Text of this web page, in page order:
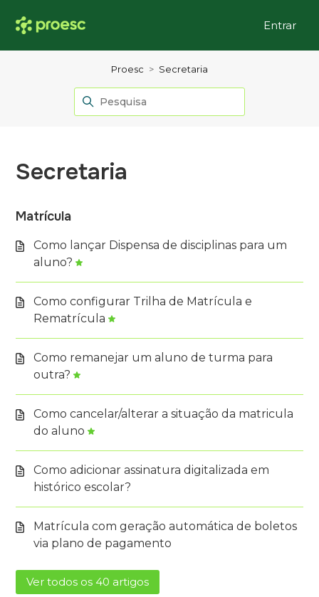
Entrar
Proesc Secretaria
Secretaria
Matrícula
Como lançar Dispensa de disciplinas para um
aluno?
Como configurar Trilha de Matrícula e
Rematrícula
Como remanejar um aluno de turma para
outra?
Como cancelar/alterar a situação da matricula
do aluno
Como adicionar assinatura digitalizada em
histórico escolar?
Matrícula com geração automática de boletos
via plano de pagamento
Ver todos os 40 artigos